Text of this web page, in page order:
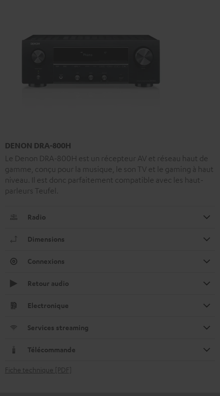
DENON DRA-800H
Le Denon DRA-800H est un récepteur AV et réseau haut de
gamme, conçu pour la musique, le son TV et le gaming à haut
niveau. Il est donc parfaitement compatible avec les haut-
parleurs Teufel.
Radio
Dimensions
Connexions
Retour audio
Electronique
Services streaming
Télécommande
Fiche technique [PDF]